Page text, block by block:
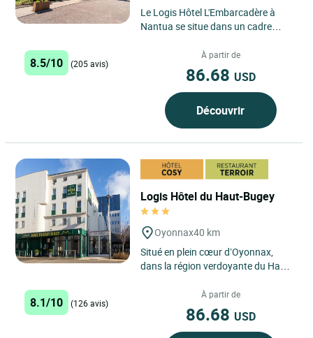
Le Logis Hôtel L'Embarcadère à
Nantua se situe dans un cadre
Auvergne-Rhône-Alpes,...
8.5/10 (205 avis)
À partir de
86.68 USD
Découvrir
Logis Hôtel du Haut-Bugey
Oyonnax40 km
Situé en plein cœur d’Oyonnax,
dans la région verdoyante du Haut-
Bugey se distingue par...
8.1/10 (126 avis)
À partir de
86.68 USD